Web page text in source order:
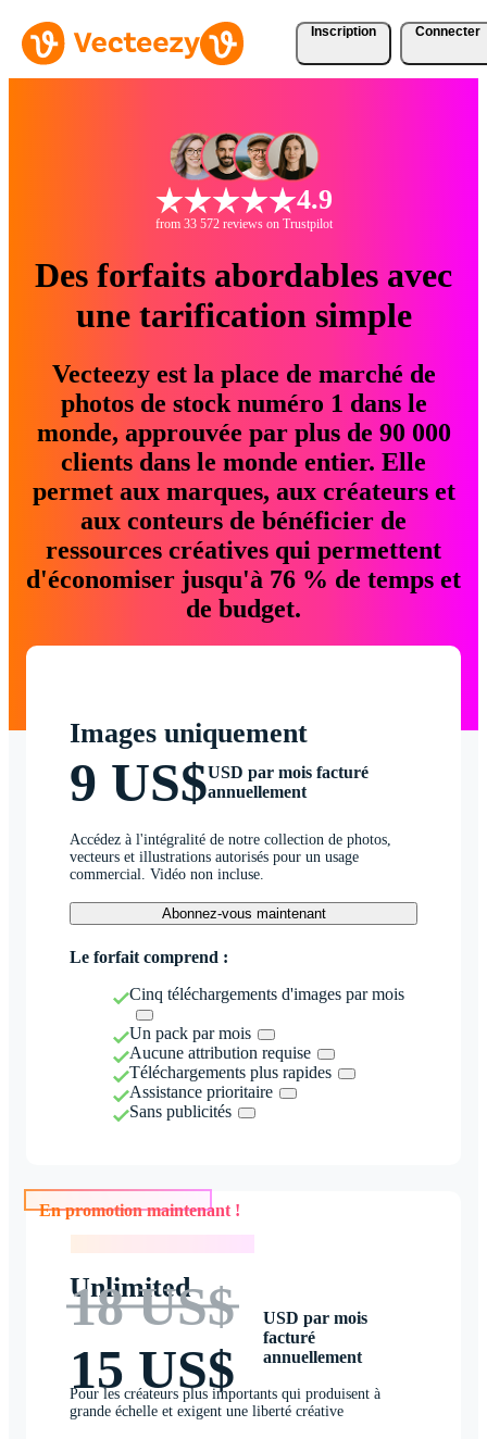
Inscription Connecter
4.9
from 33 572 reviews on Trustpilot
Des forfaits abordables avec
une tarification simple
Vecteezy est la place de marché de
photos de stock numéro 1 dans le
monde, approuvée par plus de 90 000
clients dans le monde entier. Elle
permet aux marques, aux créateurs et
aux conteurs de bénéficier de
ressources créatives qui permettent
d'économiser jusqu'à 76 % de temps et
de budget.
Images uniquement
9 US$USD par mois facturé
annuellement
Accédez à l'intégralité de notre collection de photos,
vecteurs et illustrations autorisés pour un usage
commercial. Vidéo non incluse.
Abonnez-vous maintenant
Le forfait comprend :
Cinq téléchargements d'images par mois
Un pack par mois
Aucune attribution requise
Téléchargements plus rapides
Assistance prioritaire
Sans publicités
En promotion maintenant !
Unlimited
18 US$
15 US$
USD par mois
facturé
annuellement
Pour les créateurs plus importants qui produisent à
grande échelle et exigent une liberté créative